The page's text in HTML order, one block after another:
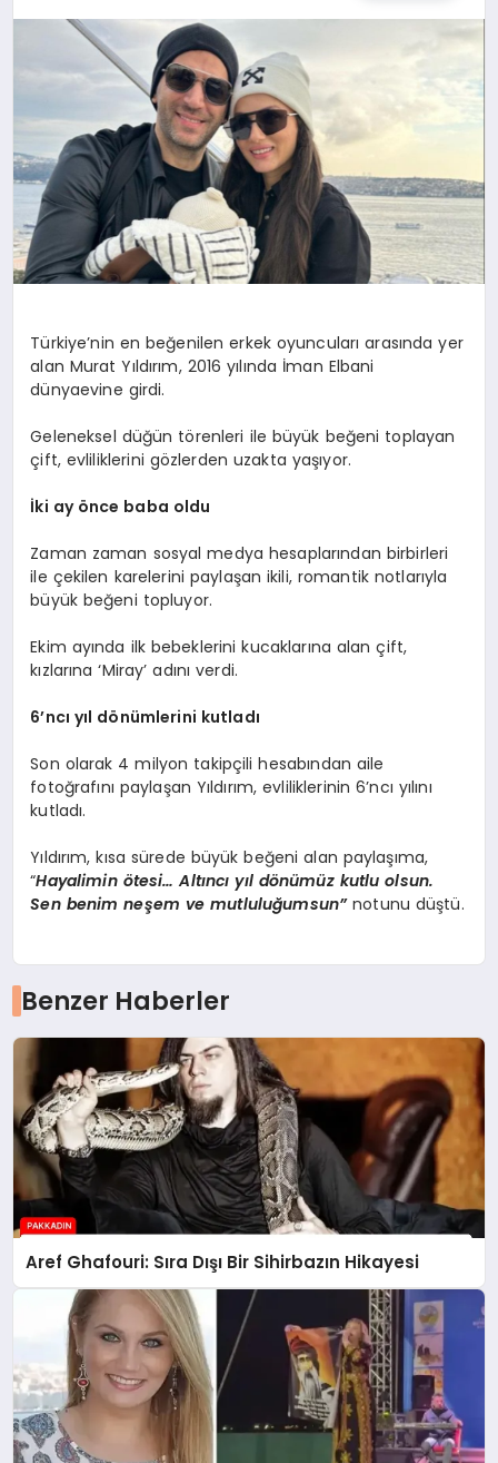
HESAPLAMALAR
Türkiye’nin en beğenilen erkek oyuncuları arasında yer
alan Murat Yıldırım, 2016 yılında İman Elbani
dünyaevine girdi.
Geleneksel düğün törenleri ile büyük beğeni toplayan
çift, evliliklerini gözlerden uzakta yaşıyor.
İki ay önce baba oldu
Zaman zaman sosyal medya hesaplarından birbirleri
ile çekilen karelerini paylaşan ikili, romantik notlarıyla
büyük beğeni topluyor.
Ekim ayında ilk bebeklerini kucaklarına alan çift,
kızlarına ‘Miray’ adını verdi.
6’ncı yıl dönümlerini kutladı
Son olarak 4 milyon takipçili hesabından aile
fotoğrafını paylaşan Yıldırım, evliliklerinin 6’ncı yılını
kutladı.
Yıldırım, kısa sürede büyük beğeni alan paylaşıma,
“Hayalimin ötesi… Altıncı yıl dönümüz kutlu olsun.
Sen benim neşem ve mutluluğumsun”notunu düştü.
Benzer Haberler
Aref Ghafouri: Sıra Dışı Bir Sihirbazın Hikayesi